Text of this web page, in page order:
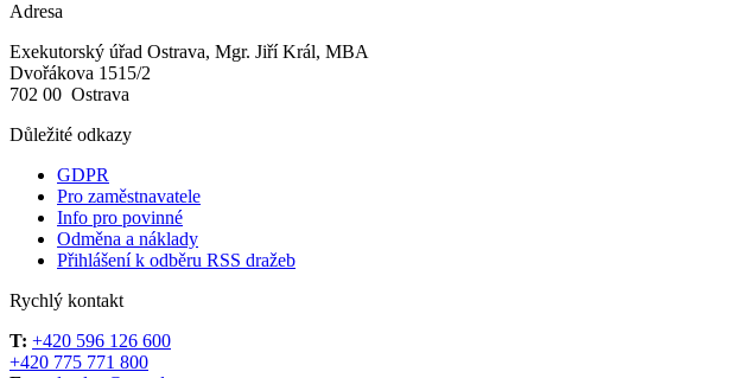
Adresa
Exekutorský úřad Ostrava, Mgr. Jiří Král, MBA
Dvořákova 1515/2
702 00 Ostrava
Důležité odkazy
GDPR
Pro zaměstnavatele
Info pro povinné
Odměna a náklady
Přihlášení k odběru RSS dražeb
Rychlý kontakt
T: +420 596 126 600
+420 775 771 800